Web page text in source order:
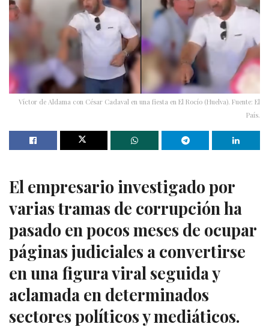
Víctor de Aldama con César Cadaval en una fiesta en El Rocío (Huelva). Fuente: El
País.
El empresario investigado por
varias tramas de corrupción ha
pasado en pocos meses de ocupar
páginas judiciales a convertirse
en una figura viral seguida y
aclamada en determinados
sectores políticos y mediáticos.